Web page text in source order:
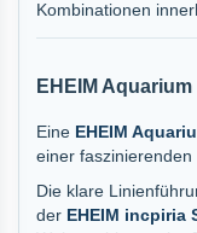
Kombinationen
EHEIM
Eine EHEIM
einer faszinierenden
Die klare
der EHEIM incpiria